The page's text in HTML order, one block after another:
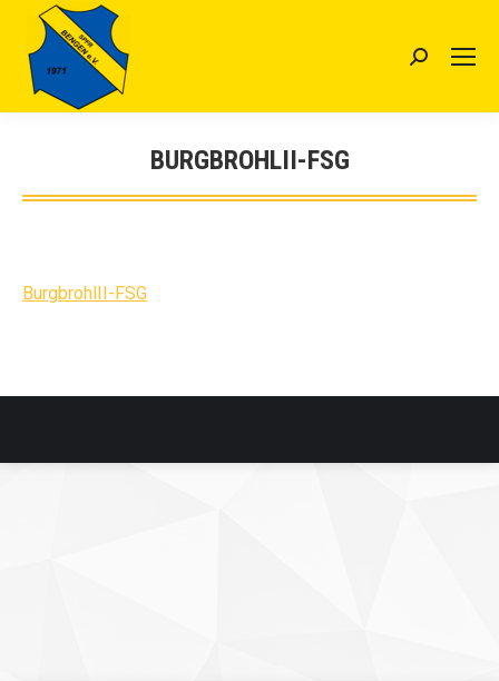
Search:
BURGBROHLII-FSG
Sie befinden sich hier:
BurgbrohlII-FSG